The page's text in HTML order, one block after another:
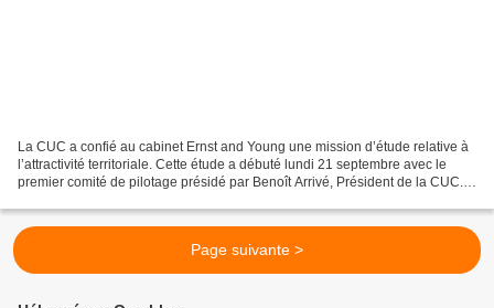
La CUC a confié au cabinet Ernst and Young une mission d’étude relative à
l’attractivité territoriale. Cette étude a débuté lundi 21 septembre avec le
premier comité de pilotage présidé par Benoît Arrivé, Président de la CUC.
Page suivante >